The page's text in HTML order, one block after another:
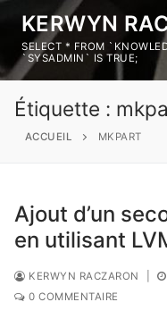
KERWYN
SELECT * FROM
`SYSADMIN` IS TRUE;
Étiquette :
ACCUEIL MKPART
Ajout d’un
en utilisant
KERWYN RACZARON
0 COMMENTAIRE